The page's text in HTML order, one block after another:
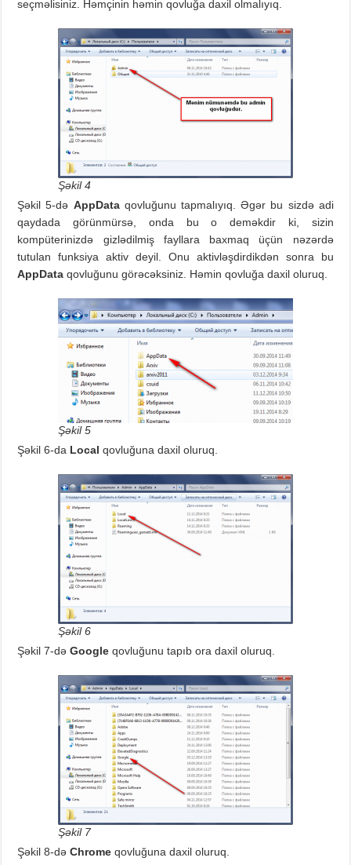
seçməlisiniz. Həmçinin həmin qovluğa daxil olmalıyıq.
Şəkil 4
Şəkil 5-də AppDataqovluğunu tapmalıyıq. Əgər bu sizdə adi
qaydada görünmürsə, onda bu o deməkdir ki, sizin
kompüterinizdə gizlədilmiş fayllara baxmaq üçün nəzərdə
tutulan funksiya aktiv deyil. Onu aktivləşdirdikdən sonra bu
AppData qovluğunu görəcəksiniz. Həmin qovluğa daxil oluruq.
Şəkil 5
Şəkil 6-da Local qovluğuna daxil oluruq.
Şəkil 6
Şəkil 7-dəGoogle qovluğunu tapıb ora daxil oluruq.
Şəkil 7
Şəkil 8-dəChrome qovluğuna daxil oluruq.